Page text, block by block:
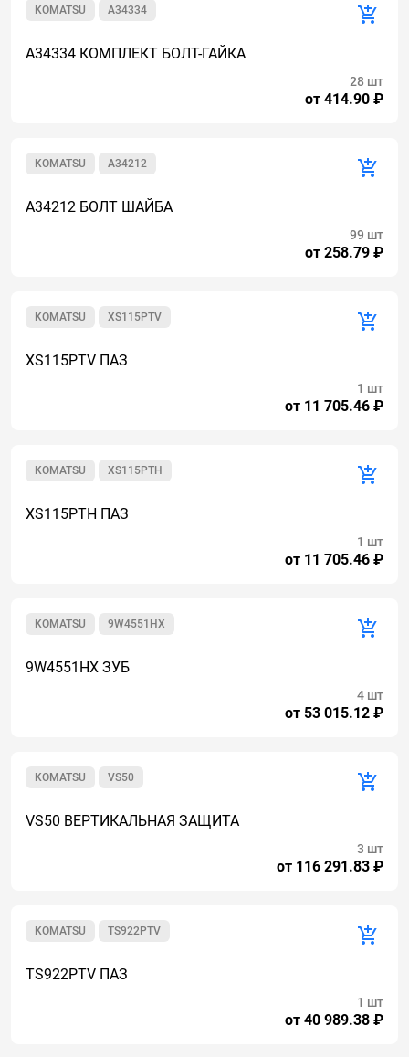
A34334
KOMATSU
A34334 КОМПЛЕКТ БОЛТ-ГАЙКА
от 414.90 ₽
28 шт
A34212
KOMATSU
A34212 БОЛТ ШАЙБА
от 258.79 ₽
99 шт
XS115PTV
KOMATSU
XS115PTV ПАЗ
от 11 705.46 ₽
1 шт
XS115PTH
KOMATSU
XS115PTH ПАЗ
от 11 705.46 ₽
1 шт
9W4551HX
KOMATSU
9W4551HX ЗУБ
от 53 015.12 ₽
4 шт
VS50
KOMATSU
VS50 ВЕРТИКАЛЬНАЯ ЗАЩИТА
от 116 291.83 ₽
3 шт
TS922PTV
KOMATSU
TS922PTV ПАЗ
от 40 989.38 ₽
1 шт